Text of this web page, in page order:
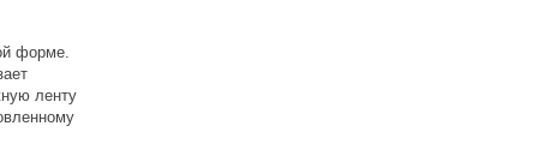
форме.
ленту